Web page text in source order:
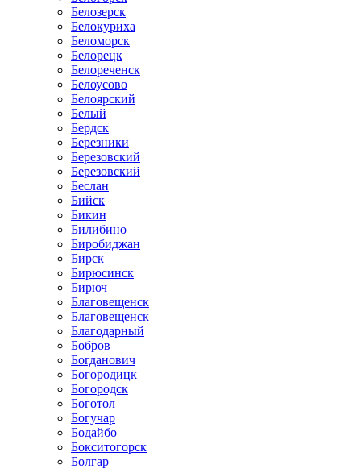
Белозерск
Белокуриха
Беломорск
Белорецк
Белореченск
Белоусово
Белоярский
Белый
Бердск
Березники
Березовский
Березовский
Беслан
Бийск
Бикин
Билибино
Биробиджан
Бирск
Бирюсинск
Бирюч
Благовещенск
Благовещенск
Благодарный
Бобров
Богданович
Богородицк
Богородск
Боготол
Богучар
Бодайбо
Бокситогорск
Болгар